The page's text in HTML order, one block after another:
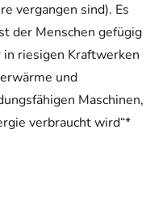
vergangen sind). Es
der Menschen gefügig
riesigen Kraftwerken
und
Maschinen,
verbraucht wird“*